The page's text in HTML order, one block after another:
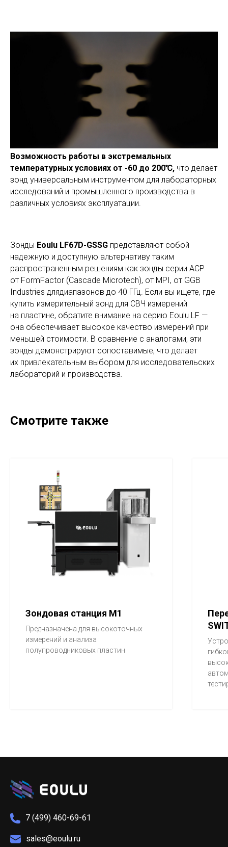
Возможность работы в экстремальных
температурных условиях от -60 до 200℃, что делает
зонд универсальным инструментом для лабораторных
исследований и промышленного производства в
различных условиях эксплуатации.
Зонды Eoulu LF67D-GSSG представляют собой
надежную и доступную альтернативу таким
распространенным решениям как зонды серии ACP
от FormFactor (Cascade Microtech), от MPI, от GGB
Industries длядиапазонов до 40 ГГц. Если вы ищете, где
купить измерительный зонд для СВЧ измерений
на пластине, обратите внимание на серию Eoulu LF —
она обеспечивает высокое качество измерений при
меньшей стоимости. В сравнение с аналогами, эти
зонды демонстрируют сопоставимые, что делает
их привлекательным выбором для исследовательских
лабораторий и производства.
Смотрите также
Зондовая станция M1
Предназначена для высокоточных
измерений и анализа
полупроводниковых пластин
7 (499) 460-69-61
sales@eoulu.ru